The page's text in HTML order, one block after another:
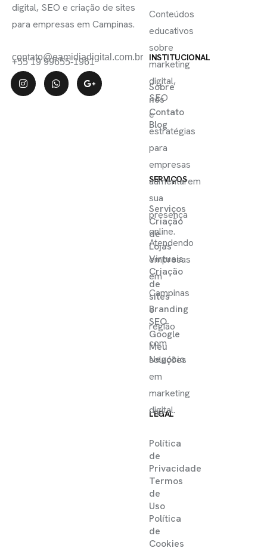
digital, SEO e criação de sites
para empresas em Campinas.
contato@eamidiadigital.com.br
+55 19 99655-1961 INSTITUCIONAL
Sobre
nós
Contato
Blog
SERVIÇOS
Serviços
Criação
de
Lojas
Virtuais
Criação
de
sites
Branding
SEO
Google
Meu
Negócio
LEGAL
Política
de
Privacidade
Termos
de
Uso
Política
de
Cookies
Conteúdos
educativos
sobre
marketing
digital,
SEO
e
estratégias
para
empresas
aumentarem
sua
presença
online.
Atendendo
empresas
em
Campinas
e
região
com
soluções
em
marketing
digital.